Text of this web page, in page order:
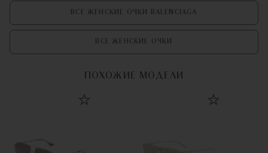
ВСЕ ЖЕНСКИЕ ОЧКИ BALENCIAGA
ВСЕ ЖЕНСКИЕ ОЧКИ
ПОХОЖИЕ МОДЕЛИ